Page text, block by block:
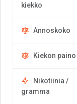
kiekko
Annoskoko
Kiekon paino
Nikotiinia /
gramma